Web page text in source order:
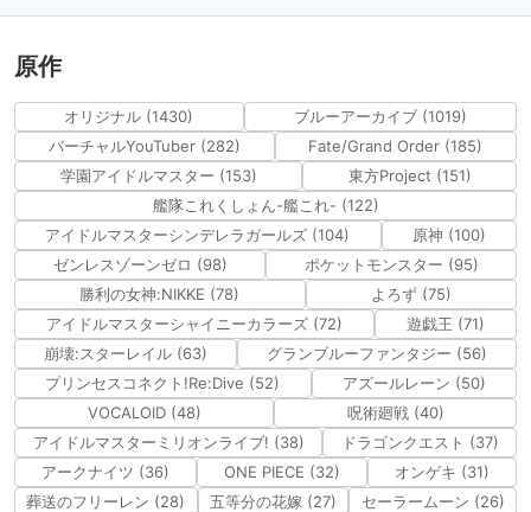
原作
オリジナル (1430)
ブルーアーカイブ (1019)
バーチャルYouTuber (282)
Fate/Grand Order (185)
学園アイドルマスター (153)
東方Project (151)
艦隊これくしょん-艦これ- (122)
アイドルマスターシンデレラガールズ (104)
原神 (100)
ゼンレスゾーンゼロ (98)
ポケットモンスター (95)
勝利の女神:NIKKE (78)
よろず (75)
アイドルマスターシャイニーカラーズ (72)
遊戯王 (71)
崩壊:スターレイル (63)
グランブルーファンタジー (56)
プリンセスコネクト!Re:Dive (52)
アズールレーン (50)
VOCALOID (48)
呪術廻戦 (40)
アイドルマスターミリオンライブ! (38)
ドラゴンクエスト (37)
アークナイツ (36)
ONE PIECE (32)
オンゲキ (31)
葬送のフリーレン (28)
五等分の花嫁 (27)
セーラームーン (26)